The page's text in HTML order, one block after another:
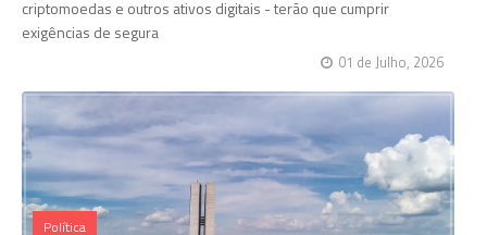
criptomoedas e outros ativos digitais - terão que cumprir
exigências de segura
01 de Julho, 2026
Política